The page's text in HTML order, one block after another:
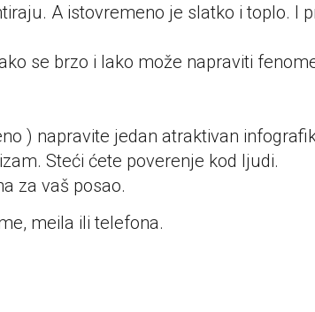
A istovremeno je slatko i toplo. I
se brzo i lako može napraviti
) napravite jedan atraktivan
Steći ćete poverenje kod ljudi.
za vaš posao.
meila ili telefona.